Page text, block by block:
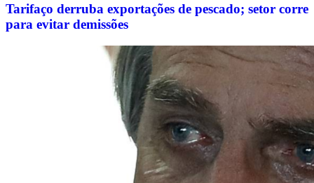
Tarifaço derruba exportações de pescado; setor corre
para evitar demissões